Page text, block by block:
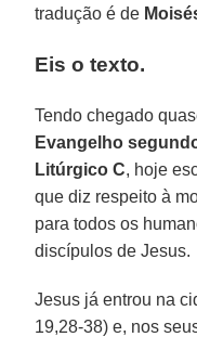
tradução é de
Eis o texto.
Tendo chegado
Evangelho
Litúrgico C, hoje
que diz respeito à
para todos os
discípulos de Jesus.
Jesus já entrou na
19,28-38) e, nos